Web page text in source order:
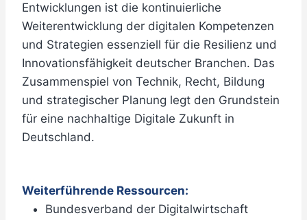
Entwicklungen ist die kontinuierliche
Weiterentwicklung der digitalen Kompetenzen
und Strategien essenziell für die Resilienz und
Innovationsfähigkeit deutscher Branchen. Das
Zusammenspiel von Technik, Recht, Bildung
und strategischer Planung legt den Grundstein
für eine nachhaltige Digitale Zukunft in
Deutschland.
Weiterführende Ressourcen:
Bundesverband der Digitalwirtschaft